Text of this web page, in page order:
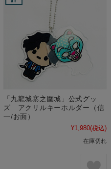
「九龍城寨之圍城」公式グッ
ズ アクリルキーホルダー（信
一/お面）
¥1,980(税込)
在庫切れ